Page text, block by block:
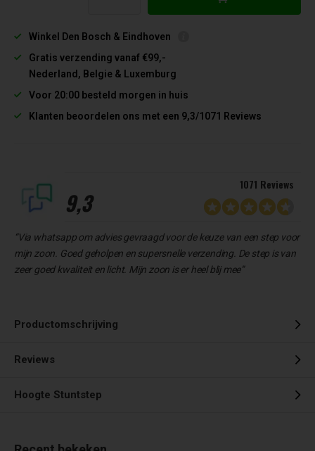
Winkel Den Bosch & Eindhoven
Gratis verzending vanaf €99,-
Nederland, Belgie & Luxemburg
Voor 20:00 besteld morgen in huis
Klanten beoordelen ons met een 9,3/1071 Reviews
9,3
1071 Reviews
“Via whatsapp om advies gevraagd voor de keuze van een step voor
mijn zoon. Goed geholpen en supersnelle verzending. De step is van
zeer goed kwaliteit en licht. Mijn zoon is er heel blij mee”
Productomschrijving
Reviews
Hoogte Stuntstep